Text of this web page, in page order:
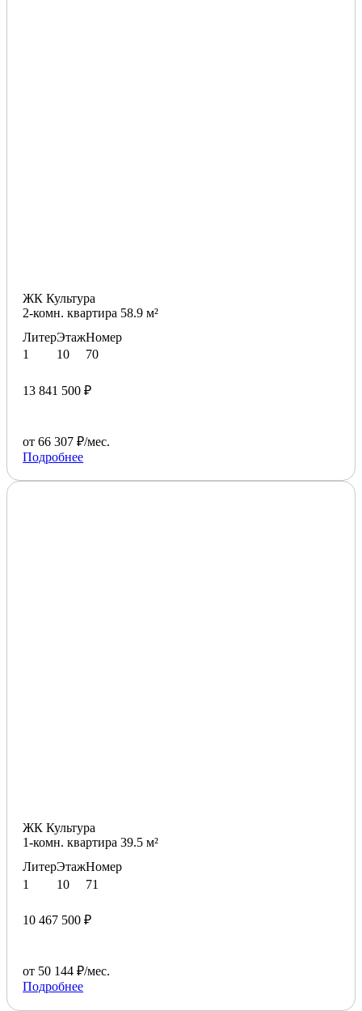
ЖК Культура
2-комн. квартира 58.9 м²
Литер
1
Этаж
10
Номер
70
13 841 500 ₽
от 66 307 ₽/мес.
Подробнее
ЖК Культура
1-комн. квартира 39.5 м²
Литер
1
Этаж
10
Номер
71
10 467 500 ₽
от 50 144 ₽/мес.
Подробнее